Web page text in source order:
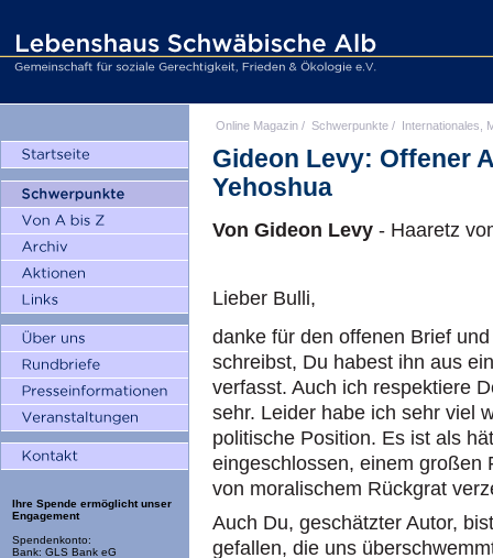
Ihre Spende ermöglicht unser
Engagement
Spendenkonto:
Bank: GLS Bank eG
Online Magazin / Schwerpunkte / Internationales,
Gideon Levy: Offener
Yehoshua
Von Gideon Levy - Haaretz
Lieber Bulli,
danke für den offenen Brief
schreibst, Du habest ihn aus
verfasst. Auch ich respektiere
sehr. Leider habe ich sehr viel
politische Position. Es ist als
eingeschlossen, einem großen
von moralischem Rückgrat
Auch Du, geschätzter Autor,
gefallen, die uns